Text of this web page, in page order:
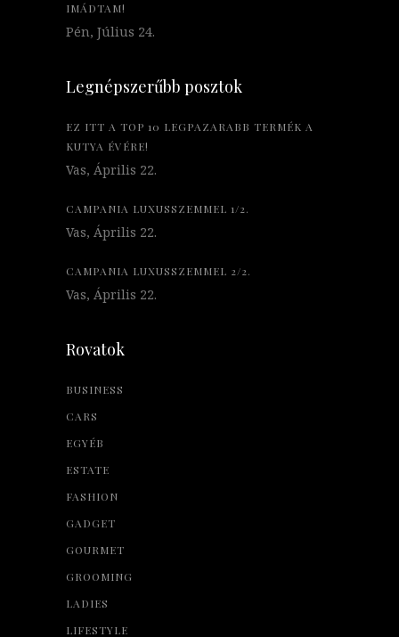
IMÁDTAM!
Pén, Július 24.
Legnépszerűbb posztok
EZ ITT A TOP 10 LEGPAZARABB TERMÉK A
KUTYA ÉVÉRE!
Vas, Április 22.
CAMPANIA LUXUSSZEMMEL 1/2.
Vas, Április 22.
CAMPANIA LUXUSSZEMMEL 2/2.
Vas, Április 22.
Rovatok
BUSINESS
CARS
EGYÉB
ESTATE
FASHION
GADGET
GOURMET
GROOMING
LADIES
LIFESTYLE